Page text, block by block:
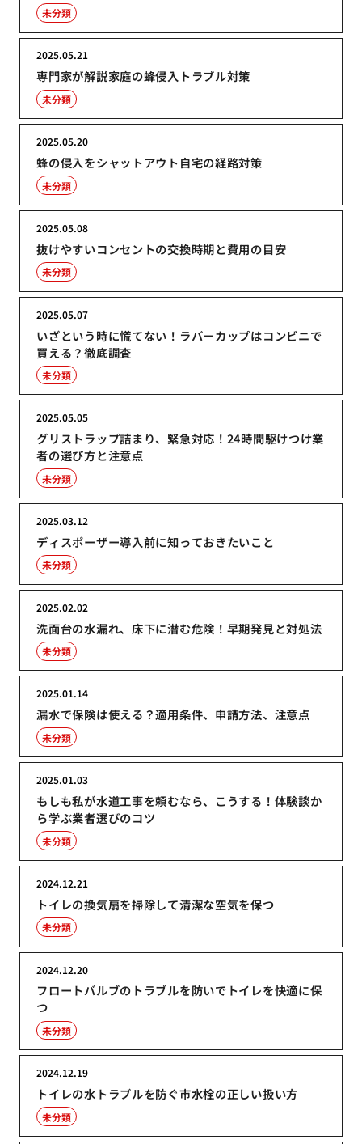
未分類
専門家が解説家庭の蜂侵入トラブル対策
2025.05.21
未分類
蜂の侵入をシャットアウト自宅の経路対策
2025.05.20
未分類
抜けやすいコンセントの交換時期と費用の目安
2025.05.08
未分類
いざという時に慌てない！ラバーカップはコンビニで
買える？徹底調査
2025.05.07
未分類
グリストラップ詰まり、緊急対応！24時間駆けつけ業
者の選び方と注意点
2025.05.05
未分類
ディスポーザー導入前に知っておきたいこと
2025.03.12
未分類
洗面台の水漏れ、床下に潜む危険！早期発見と対処法
2025.02.02
未分類
漏水で保険は使える？適用条件、申請方法、注意点
2025.01.14
未分類
もしも私が水道工事を頼むなら、こうする！体験談か
ら学ぶ業者選びのコツ
2025.01.03
未分類
トイレの換気扇を掃除して清潔な空気を保つ
2024.12.21
未分類
フロートバルブのトラブルを防いでトイレを快適に保
つ
2024.12.20
未分類
トイレの水トラブルを防ぐ市水栓の正しい扱い方
2024.12.19
未分類